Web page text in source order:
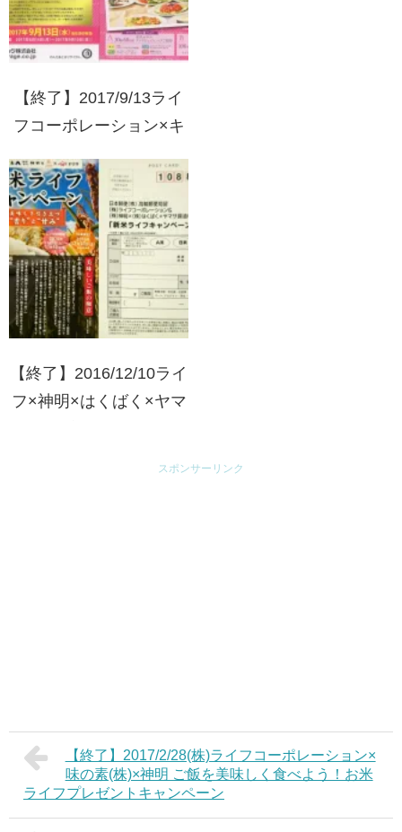
【終了】2017/9/13ライ
フコーポレーション×キ
たちだけのプチ贅沢ご褒
美キャンペーン
【終了】2016/12/10ライ
フ×神明×はくばく×ヤマ
スポンサーリンク
【終了】2017/2/28(株)ライフコーポレーション×
味の素(株)×神明 ご飯を美味しく食べよう！お米
ライフプレゼントキャンペーン